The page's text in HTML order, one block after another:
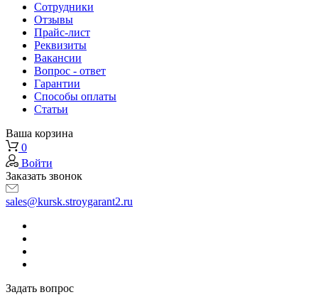
Сотрудники
Отзывы
Прайс-лист
Реквизиты
Вакансии
Вопрос - ответ
Гарантии
Способы оплаты
Статьи
Ваша корзина
0
Войти
Заказать звонок
sales@kursk.stroygarant2.ru
Задать вопрос